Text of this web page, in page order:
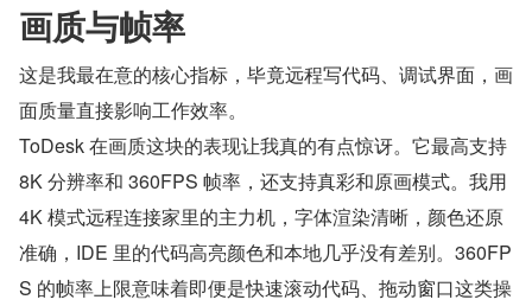
画质与帧率
这是我最在意的核心指标，毕竟远程写代码、调试界面，画
面质量直接影响工作效率。
ToDesk 在画质这块的表现让我真的有点惊讶。它最高支持
8K 分辨率和 360FPS 帧率，还支持真彩和原画模式。我用
4K 模式远程连接家里的主力机，字体渲染清晰，颜色还原
准确，IDE 里的代码高亮颜色和本地几乎没有差别。360FP
S 的帧率上限意味着即便是快速滚动代码、拖动窗口这类操